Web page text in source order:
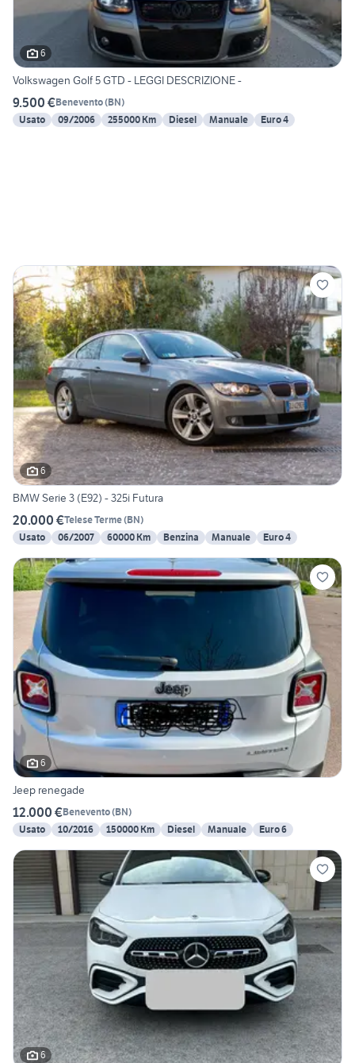
6
Volkswagen Golf 5 GTD - LEGGI DESCRIZIONE -
9.500 €Benevento(BN)
Usato
09/2006 255000 Km Diesel Manuale Euro 4
6
BMW Serie 3 (E92) - 325i Futura
20.000 €Telese Terme(BN)
Usato
06/2007 60000 Km Benzina Manuale Euro 4
6
Jeep renegade
12.000 €Benevento(BN)
Usato
10/2016 150000 Km Diesel Manuale Euro 6
6